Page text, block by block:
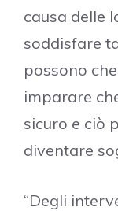
causa delle
soddisfare
possono
imparare
sicuro e ciò
diventare
“Degli